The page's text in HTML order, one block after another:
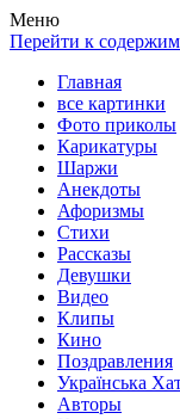
Весела хата —
клипы!
Покажем всем ваши
рассказы, видео и
Меню
Перейти к
Главная
все картинки
Фото приколы
Карикатуры
Шаржи
Анекдоты
Афоризмы
Стихи
Рассказы
Девушки
Видео
Клипы
Кино
Поздравления
Українська
Авторы